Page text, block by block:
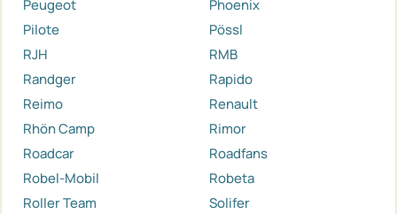
Peugeot
Phoenix
Pilote
Pössl
RJH
RMB
Randger
Rapido
Reimo
Renault
Rhön Camp
Rimor
Roadcar
Roadfans
Robel-Mobil
Robeta
Roller Team
Solifer